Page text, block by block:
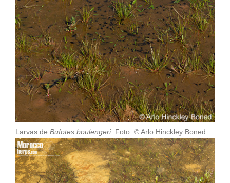
Larvas de Bufotes boulengeri. Foto: © Arlo Hinckley Boned.